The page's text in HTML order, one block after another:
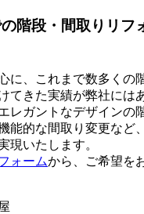
階段・間取りリフ
に、これまで数多くの
てきた実績が弊社には
レガントなデザインの
能的な間取り変更など
現いたします。
ォームから、ご希望を